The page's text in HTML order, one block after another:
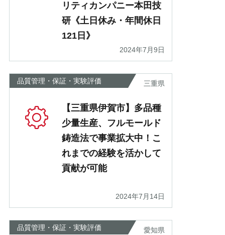
リティカンパニー本田技
研《土日休み・年間休日
121日》
2024年7月9日
品質管理・保証・実験評価 三重県
【三重県伊賀市】多品種
少量生産、フルモールド
鋳造法で事業拡大中！こ
れまでの経験を活かして
貢献が可能
2024年7月14日
品質管理・保証・実験評価 愛知県